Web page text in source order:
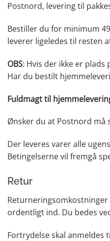
Postnord, levering til
Bestiller du for minimum
leverer ligeledes til resten
OBS: Hvis der ikke er
Har du bestilt
Fuldmagt til
Ønsker du at Postnord må
Der leveres varer alle
Betingelserne vil fremgå
Retur
ordentligt ind. Du bedes
Fortrydelse skal anmeldes